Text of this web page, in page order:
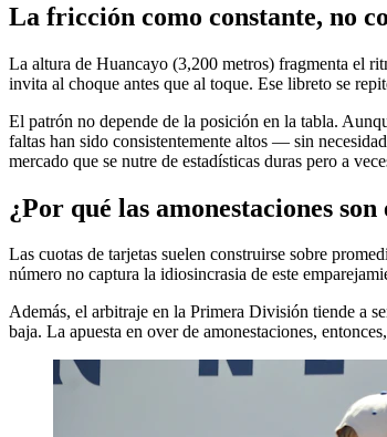
La fricción como constante, no
La altura de Huancayo (3,200 metros) fragmenta el
invita al choque antes que al toque. Ese libreto se
El patrón no depende de la posición en la tabla.
faltas han sido consistentemente altos — sin
mercado que se nutre de estadísticas duras pero a
¿Por qué las amonestaciones
Las cuotas de tarjetas suelen construirse sobre
número no captura la idiosincrasia de este
Además, el arbitraje en la Primera División tiende a
baja. La apuesta en over de amonestaciones,